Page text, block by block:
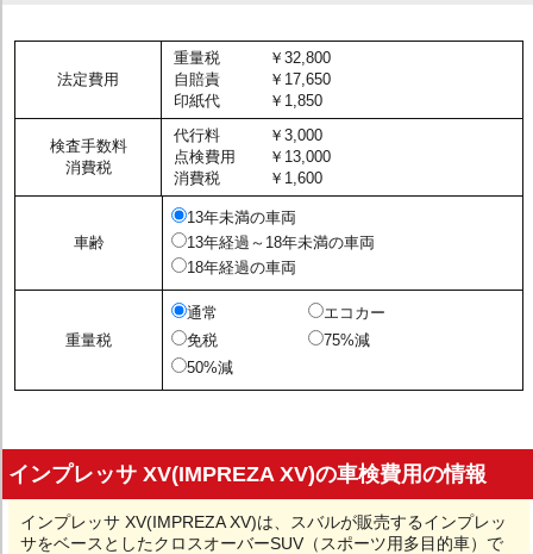
法定費用
重量税
￥32,800
自賠責
￥17,650
印紙代
￥1,850
検査手数料
消費税
代行料
￥3,000
点検費用
￥13,000
消費税
￥1,600
車齢
13年未満の車両
13年経過～18年未満の車両
18年経過の車両
重量税
通常
エコカー
免税
75%減
50%減
インプレッサ XV(IMPREZA XV)の車検費用の情報
インプレッサ XV(IMPREZA XV)は、スバルが販売するインプレッ
サをベースとしたクロスオーバーSUV（スポーツ用多目的車）で